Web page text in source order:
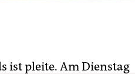
ist pleite. Am Dienstag